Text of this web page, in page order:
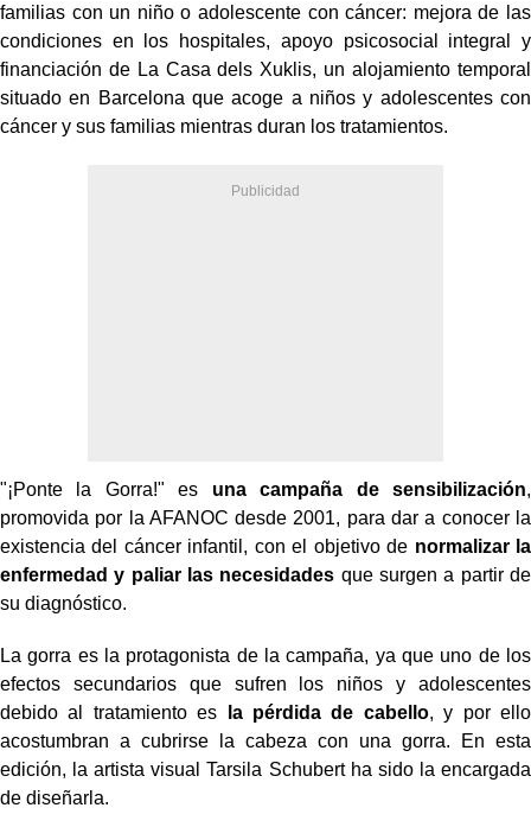
familias con un niño o adolescente con cáncer: mejora de las
condiciones en los hospitales, apoyo psicosocial integral y
financiación de La Casa dels Xuklis, un alojamiento temporal
situado en Barcelona que acoge a niños y adolescentes con
cáncer y sus familias mientras duran los tratamientos.
"¡Ponte la Gorra!" es una campaña de sensibilización,
promovida por la AFANOC desde 2001, para dar a conocer la
existencia del cáncer infantil, con el objetivo de normalizar la
enfermedad y paliar las necesidades que surgen a partir de
su diagnóstico.
La gorra es la protagonista de la campaña, ya que uno de los
efectos secundarios que sufren los niños y adolescentes
debido al tratamiento es la pérdida de cabello, y por ello
acostumbran a cubrirse la cabeza con una gorra. En esta
edición, la artista visual Tarsila Schubert ha sido la encargada
de diseñarla.